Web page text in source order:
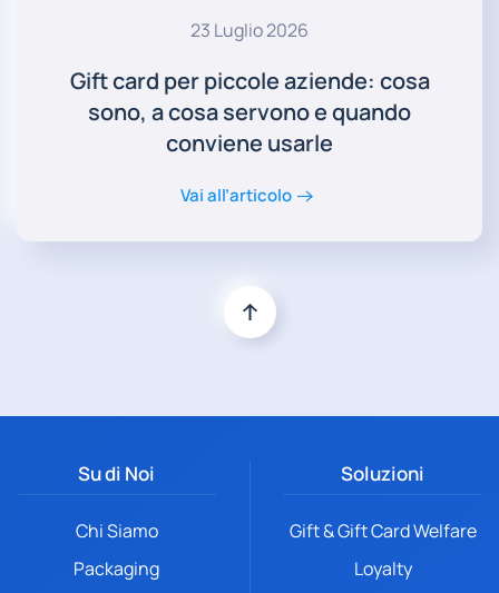
23 Luglio 2026
Gift card per piccole aziende: cosa
sono, a cosa servono e quando
conviene usarle
Vai all’articolo
Su di Noi
Chi Siamo
Packaging
Soluzioni
Gift & Gift Card Welfare
Loyalty